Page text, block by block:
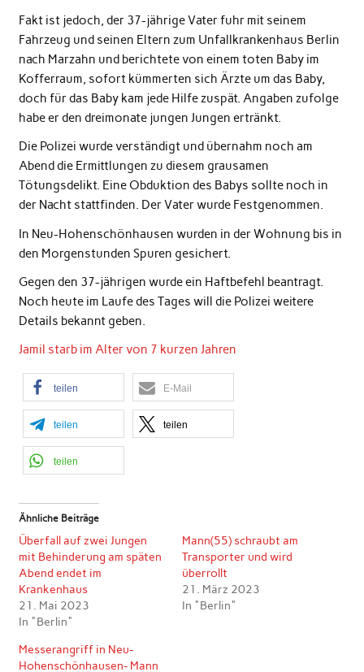
Fakt ist jedoch, der 37-jährige Vater fuhr mit seinem
Fahrzeug und seinen Eltern zum Unfallkrankenhaus Berlin
nach Marzahn und berichtete von einem toten Baby im
Kofferraum, sofort kümmerten sich Ärzte um das Baby,
doch für das Baby kam jede Hilfe zuspät. Angaben zufolge
habe er den dreimonate jungen Jungen ertränkt.
Die Polizei wurde verständigt und übernahm noch am
Abend die Ermittlungen zu diesem grausamen
Tötungsdelikt. Eine Obduktion des Babys sollte noch in
der Nacht stattfinden. Der Vater wurde Festgenommen.
In Neu-Hohenschönhausen wurden in der Wohnung bis in
den Morgenstunden Spuren gesichert.
Gegen den 37-jährigen wurde ein Haftbefehl beantragt.
Noch heute im Laufe des Tages will die Polizei weitere
Details bekannt geben.
Jamil starb im Alter von 7 kurzen Jahren
teilen E-Mail
teilen teilen
teilen
Ähnliche Beiträge
Überfall auf zwei Jungen
mit Behinderung am späten
Abend endet im
Krankenhaus
21. Mai 2023
In "Berlin"
Mann(55) schraubt am
Transporter und wird
überrollt
21. März 2023
In "Berlin"
Messerangriff in Neu-
Hohenschönhausen- Mann